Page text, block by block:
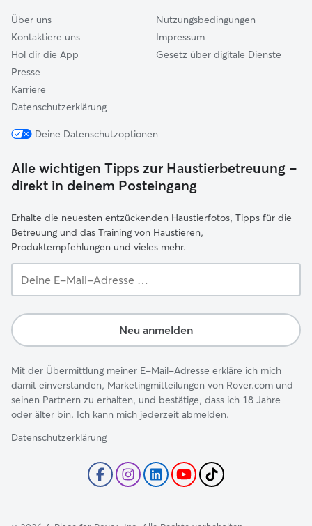
Über uns
Kontaktiere uns
Hol dir die App
Presse
Karriere
Datenschutzerklärung
Nutzungsbedingungen
Impressum
Gesetz über digitale Dienste
Deine Datenschutzoptionen
Alle wichtigen Tipps zur Haustierbetreuung –
direkt in deinem Posteingang
Erhalte die neuesten entzückenden Haustierfotos, Tipps für die
Betreuung und das Training von Haustieren,
Produktempfehlungen und vieles mehr.
E-
Adresse …
Neu anmelden
Mit der Übermittlung meiner E-Mail-Adresse erkläre ich mich
damit einverstanden, Marketingmitteilungen von Rover.com und
seinen Partnern zu erhalten, und bestätige, dass ich 18 Jahre
oder älter bin. Ich kann mich jederzeit abmelden.
Datenschutzerklärung